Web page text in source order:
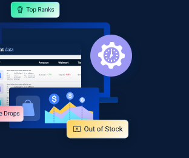
global dataset - Collect
Brands URLs
Brand, Description, Initial
Availability, Reviews count, and
375+ Jetzt anfangen